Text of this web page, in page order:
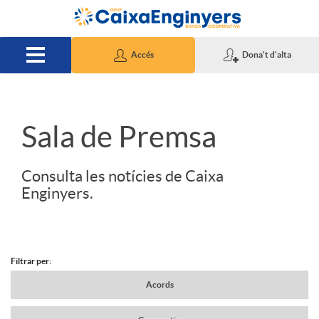
Salta al contingut principal
Accés Dona't d'alta
S
d
Sala de Premsa
Consulta les notícies de Caixa
Enginyers.
N
Filtrar per:
Acords